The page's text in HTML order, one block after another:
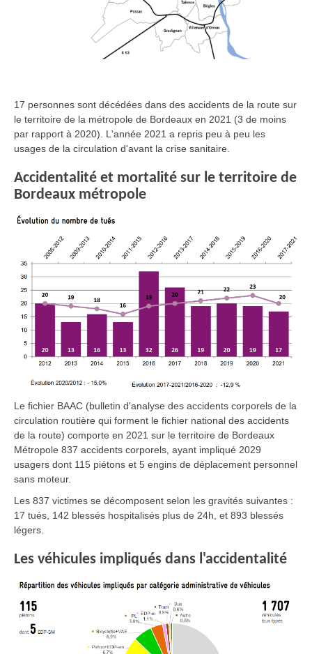
17 personnes sont décédées dans des accidents de la route sur
le territoire de la métropole de Bordeaux en 2021 (3 de moins
par rapport à 2020). L'année 2021 a repris peu à peu les
usages de la circulation d'avant la crise sanitaire.
Accidentalité et mortalité sur le territoire de
Bordeaux métropole
Le fichier BAAC (bulletin d'analyse des accidents corporels de la
circulation routière qui forment le fichier national des accidents
de la route) comporte en 2021 sur le territoire de Bordeaux
Métropole 837 accidents corporels, ayant impliqué 2029
usagers dont 115 piétons et 5 engins de déplacement personnel
sans moteur.
Les 837 victimes se décomposent selon les gravités suivantes :
17 tués, 142 blessés hospitalisés plus de 24h, et 893 blessés
légers.
Les véhicules impliqués dans l'accidentalité